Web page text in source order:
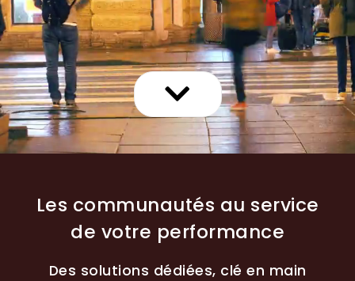
CONTACT
ESPACE WINAUTE
ESPACE CLIENT
BLOG
CROWDSELLING
Les communautés au service
de votre performance
Des solutions dédiées, clé en main